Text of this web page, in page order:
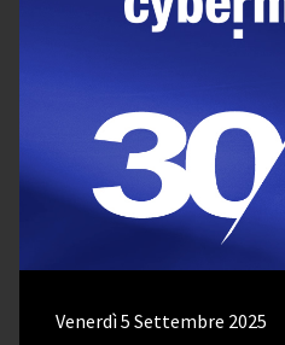
Venerdì 5 Settembre 2025